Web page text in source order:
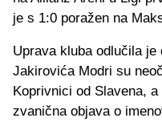
je s 1:0 poražen na
Uprava kluba odlučila je
Jakirovića Modri su
Koprivnici od Slavena,
zvanična objava o